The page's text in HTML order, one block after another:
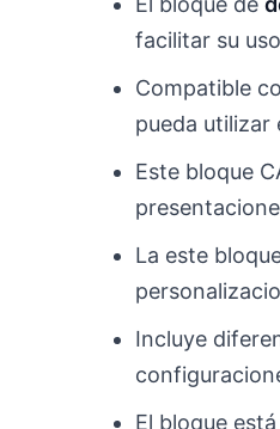
facilitar su
Compatible
pueda utilizar
Este bloque
La este
Incluye
El bloque